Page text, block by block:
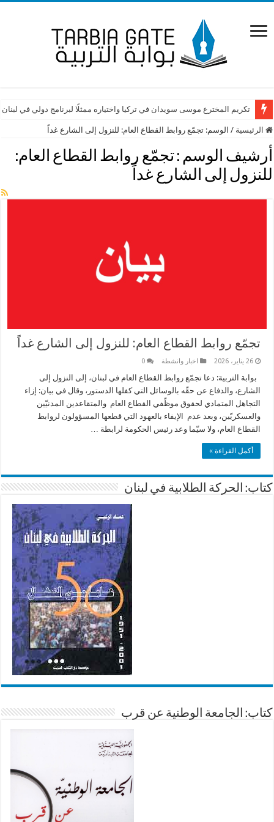
تكريم المخترع موسى سويدان في تركيا واختياره ممثلًا لبرنامج دولي في لبنان
الرئيسية / الوسم:تجمّع روابط القطاع العام: للنزول إلى الشارع غداً
أرشيف الوسم :تجمّع روابط القطاع العام:
للنزول إلى الشارع غداً
تجمّع روابط القطاع العام: للنزول إلى الشارع غداً
26 يناير، 2026 اخبار وانشطة 0
بوابة التربية: دعا تجمّع روابط القطاع العام في لبنان، إلى النزول إلى
الشارع، والدفاع عن حقّه بالوسائل التي كفلها الدستور، وقال في بيان: إزاء
التجاهل المتمادي لحقوق موظّفي القطاع العام والمتقاعدين المدنيّين
والعسكريّين، وبعد عدم الإيفاء بالعهود التي قطعها المسؤولون لروابط
القطاع العام، ولا سيّما وعد رئيس الحكومة لرابطة …
أكمل القراءة »
كتاب: الحركة الطلابية في لبنان
كتاب: الجامعة الوطنية عن قرب